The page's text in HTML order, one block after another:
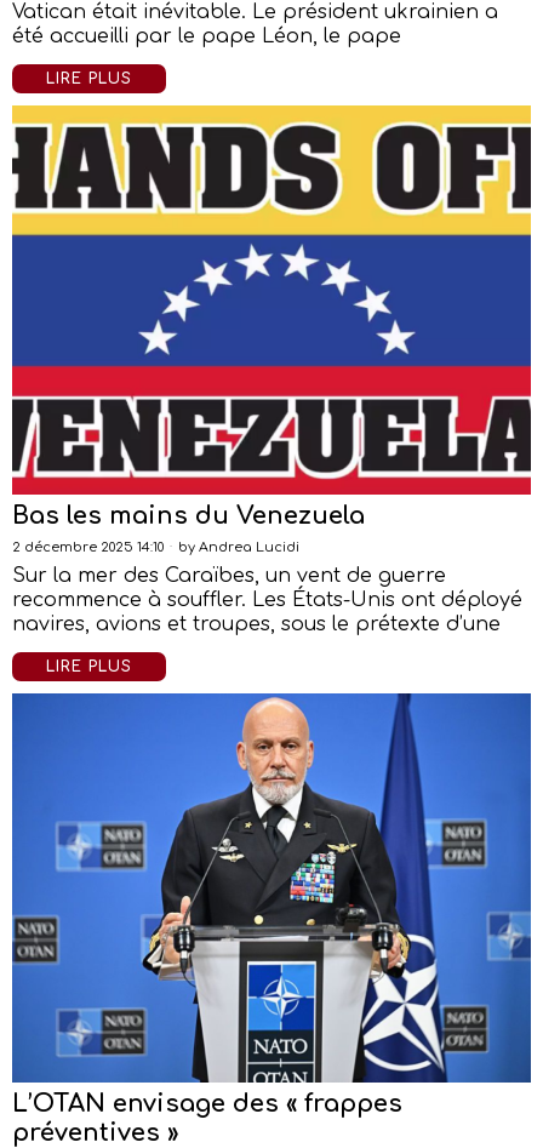
Vatican était inévitable. Le président ukrainien a
été accueilli par le pape Léon, le pape
LIRE PLUS
Bas les mains du Venezuela
2 décembre 2025 14:10 by Andrea Lucidi
Sur la mer des Caraïbes, un vent de guerre
recommence à souffler. Les États-Unis ont déployé
navires, avions et troupes, sous le prétexte d’une
LIRE PLUS
L’OTAN envisage des « frappes
préventives »